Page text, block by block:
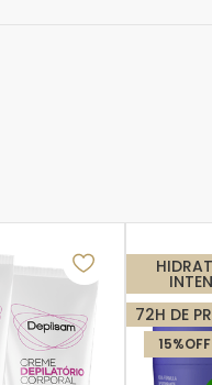
72H DE
15%OFF